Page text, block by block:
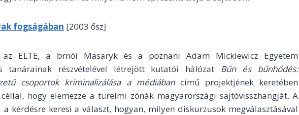
fogságában [2003 ősz]
az ELTE, a brnói Masaryk és a poznani Adam Mickiewicz Egyetem
tanárainak részvételével létrejött kutatói hálózat Bűn és bűnhődés:
csoportok kriminalizálása a médiábancímű projektjének keretében
hogy elemezze a türelmi zónák magyarországi sajtóvisszhangját. A
kérdésre keresi a választ, hogyan, milyen diskurzusok megválasztásával